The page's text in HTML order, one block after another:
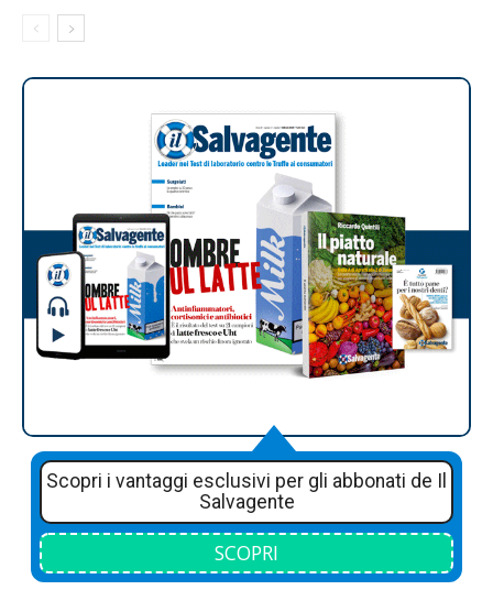
Scopri i vantaggi esclusivi per gli abbonati de Il
Salvagente
SCOPRI